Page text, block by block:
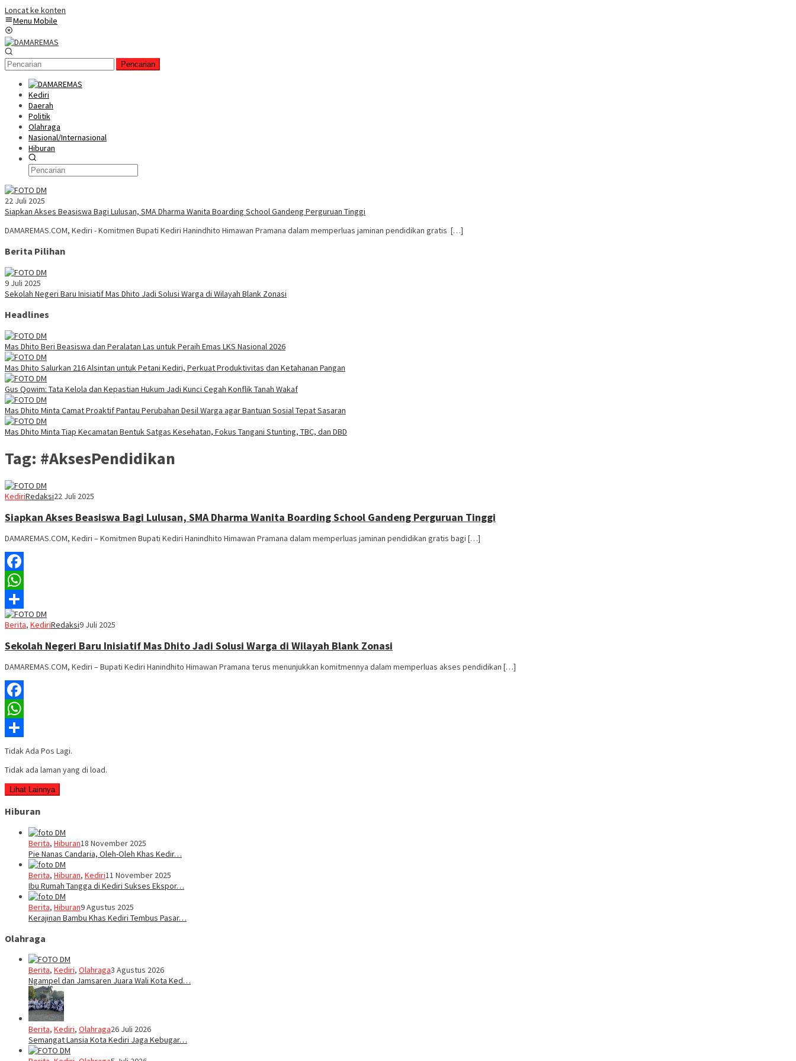
Loncat ke konten
Menu Mobile
Pencarian
Kediri
Daerah
Politik
Olahraga
Nasional/Internasional
Hiburan
22 Juli 2025
Siapkan Akses Beasiswa Bagi Lulusan, SMA Dharma Wanita Boarding School Gandeng Perguruan Tinggi
DAMAREMAS.COM, Kediri - Komitmen Bupati Kediri Hanindhito Himawan Pramana dalam memperluas jaminan pendidikan gratis […]
Berita Pilihan
9 Juli 2025
Sekolah Negeri Baru Inisiatif Mas Dhito Jadi Solusi Warga di Wilayah Blank Zonasi
Headlines
Mas Dhito Beri Beasiswa dan Peralatan Las untuk Peraih Emas LKS Nasional 2026
Mas Dhito Salurkan 216 Alsintan untuk Petani Kediri, Perkuat Produktivitas dan Ketahanan Pangan
Gus Qowim: Tata Kelola dan Kepastian Hukum Jadi Kunci Cegah Konflik Tanah Wakaf
Mas Dhito Minta Camat Proaktif Pantau Perubahan Desil Warga agar Bantuan Sosial Tepat Sasaran
Mas Dhito Minta Tiap Kecamatan Bentuk Satgas Kesehatan, Fokus Tangani Stunting, TBC, dan DBD
Tag: #AksesPendidikan
KediriRedaksi22 Juli 2025
Siapkan Akses Beasiswa Bagi Lulusan, SMA Dharma Wanita Boarding School Gandeng Perguruan Tinggi
DAMAREMAS.COM, Kediri – Komitmen Bupati Kediri Hanindhito Himawan Pramana dalam memperluas jaminan pendidikan gratis bagi […]
Facebook
WhatsApp
Share
Berita, KediriRedaksi9 Juli 2025
Sekolah Negeri Baru Inisiatif Mas Dhito Jadi Solusi Warga di Wilayah Blank Zonasi
DAMAREMAS.COM, Kediri – Bupati Kediri Hanindhito Himawan Pramana terus menunjukkan komitmennya dalam memperluas akses pendidikan […]
Facebook
WhatsApp
Share
Tidak Ada Pos Lagi.
Tidak ada laman yang di load.
Lihat Lainnya
Hiburan
Berita, Hiburan18 November 2025
Pie Nanas Candaria, Oleh-Oleh Khas Kedir…
Berita, Hiburan, Kediri11 November 2025
Ibu Rumah Tangga di Kediri Sukses Ekspor…
Berita, Hiburan9 Agustus 2025
Kerajinan Bambu Khas Kediri Tembus Pasar…
Olahraga
Berita, Kediri, Olahraga3 Agustus 2026
Ngampel dan Jamsaren Juara Wali Kota Ked…
Berita, Kediri, Olahraga26 Juli 2026
Semangat Lansia Kota Kediri Jaga Kebugar…